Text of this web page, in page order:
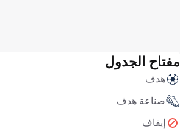
مفتاح الجدول
هدف
صناعة هدف
إيقاف